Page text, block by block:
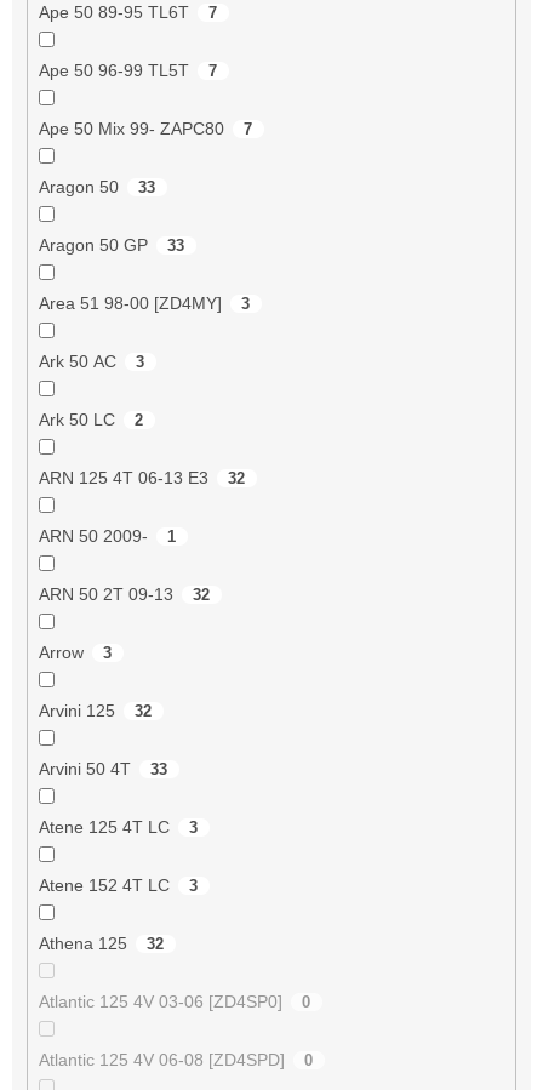
Ape 50 89-95 TL6T 7
Ape 50 96-99 TL5T 7
Ape 50 Mix 99- ZAPC80 7
Aragon 50 33
Aragon 50 GP 33
Area 51 98-00 [ZD4MY] 3
Ark 50 AC 3
Ark 50 LC 2
ARN 125 4T 06-13 E3 32
ARN 50 2009- 1
ARN 50 2T 09-13 32
Arrow 3
Arvini 125 32
Arvini 50 4T 33
Atene 125 4T LC 3
Atene 152 4T LC 3
Athena 125 32
Atlantic 125 4V 03-06 [ZD4SP0] 0
Atlantic 125 4V 06-08 [ZD4SPD] 0